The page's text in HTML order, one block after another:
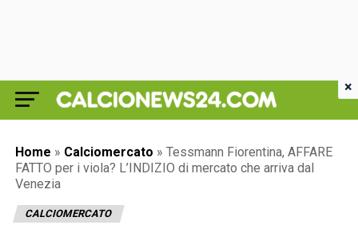
Home » Calciomercato » Tessmann Fiorentina, AFFARE
FATTO per i viola? L’INDIZIO di mercato che arriva dal
Venezia
CALCIOMERCATO
×